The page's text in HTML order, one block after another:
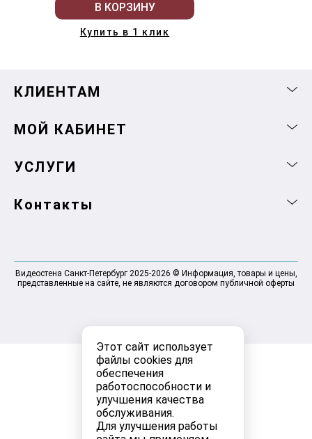
Этот сайт использует
файлы cookies для
обеспечения
работоспособности и
улучшения качества
обслуживания.
Для улучшения работы
В КОРЗИНУ
Купить в 1 клик
КЛИЕНТАМ
МОЙ КАБИНЕТ
УСЛУГИ
Контакты
Видеостена Санкт-Петербург 2025-2026 © Информация, товары и цены,
представленные на сайте, не являются договором публичной оферты